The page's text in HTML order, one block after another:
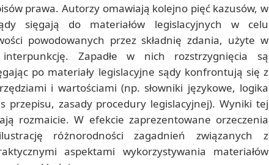
prawa. Autorzy omawiają kolejno pięć kazusów, w
sięgają do materiałów legislacyjnych w celu
powodowanych przez składnię zdania, użyte w
Zapadłe w nich rozstrzygnięcia są
po materiały legislacyjne sądy konfrontują się z
i wartościami (np. słowniki językowe, logika
przepisu, zasady procedury legislacyjnej). Wyniki tej
rozmaicie. W efekcie zaprezentowane orzeczenia
różnorodności zagadnień związanych z
aspektami wykorzystywania materiałów